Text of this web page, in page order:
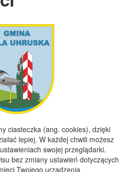
Urząd Gminy Wola Uhruska
ciasteczka (ang. cookies), dzięki
lepiej. W każdej chwili możesz
swojej przeglądarki.
bez zmiany ustawień dotyczących
Twojego urządzenia.